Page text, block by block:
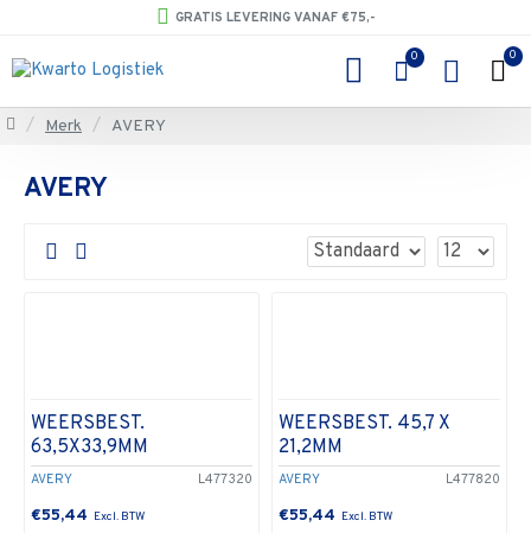
GRATIS LEVERING VANAF €75,-
0 0
Merk AVERY
AVERY
AVERY L477320
WEERSBEST.
63,5X33,9MM
€55,44
AVERY L477820
WEERSBEST. 45,7 X
21,2MM
€55,44